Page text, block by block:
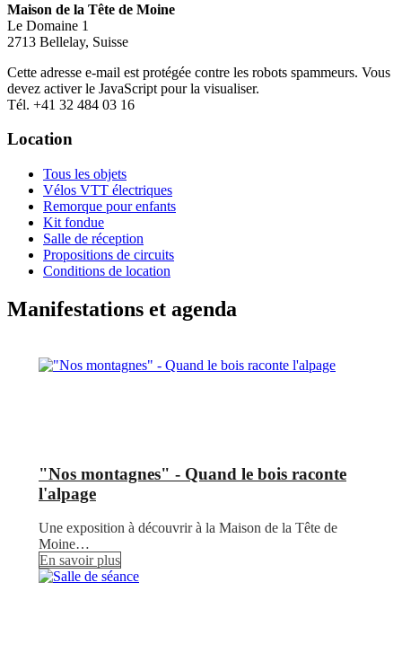
Maison de la Tête de Moine
Le Domaine 1
2713 Bellelay, Suisse
Cette adresse e-mail est protégée contre les robots spammeurs. Vous
devez activer le JavaScript pour la visualiser.
Tél. +41 32 484 03 16
Location
Tous les objets
Vélos VTT électriques
Remorque pour enfants
Kit fondue
Salle de réception
Propositions de circuits
Conditions de location
Manifestations et agenda
"Nos montagnes" - Quand le bois raconte
l'alpage
Une exposition à découvrir à la Maison de la Tête de
Moine…
En savoir plus